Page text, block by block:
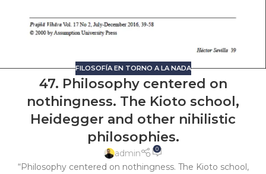
FILOSOFÍA EN TORNO A LA NADA
47. Philosophy centered on
nothingness. The Kioto school,
Heidegger and other nihilistic
philosophies.
admin 0
“Philosophy centered on nothingness. The Kioto school,